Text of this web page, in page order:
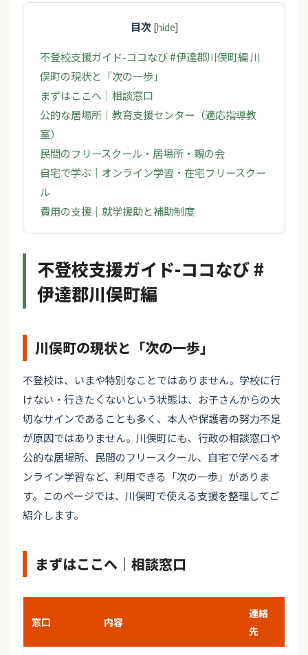
目次 [hide]
不登校支援ガイド-ココなび #伊達郡川俣町編 川
俣町の現状と「次の一歩」
まずはここへ｜相談窓口
公的な居場所｜教育支援センター（適応指導教
室）
民間のフリースクール・居場所・親の会
自宅で学ぶ｜オンライン学習・在宅フリースクー
ル
費用の支援｜就学援助と補助制度
不登校支援ガイド-ココなび #
伊達郡川俣町編
川俣町の現状と「次の一歩」
不登校は、いまや特別なことではありません。学校に行
けない・行きたくないという状態は、お子さんからの大
切なサインであることも多く、本人や保護者の努力不足
が原因ではありません。川俣町にも、行政の相談窓口や
公的な居場所、民間のフリースクール、自宅で学べるオ
ンライン学習など、利用できる「次の一歩」がありま
す。このページでは、川俣町で使える支援を整理してご
紹介します。
まずはここへ｜相談窓口
窓口 内容
連絡
先